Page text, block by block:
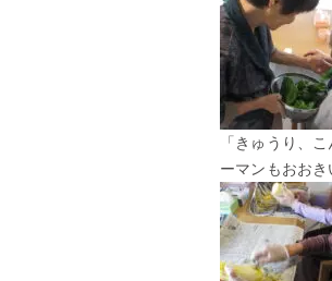
「きゅうり、
ーマンもおおき